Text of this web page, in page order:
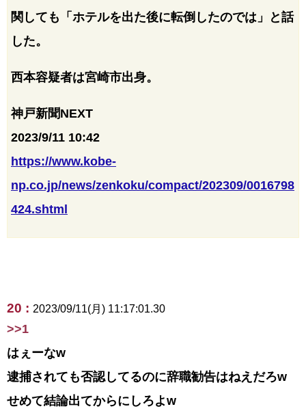
関しても「ホテルを出た後に転倒したのでは」と話
した。
西本容疑者は宮崎市出身。
神戸新聞NEXT
2023/9/11 10:42
https://www.kobe-
np.co.jp/news/zenkoku/compact/202309/0016798
424.shtml
20 : 2023/09/11(月) 11:17:01.30
>>1
はぇーなw
逮捕されても否認してるのに辞職勧告はねえだろw
せめて結論出てからにしろよw